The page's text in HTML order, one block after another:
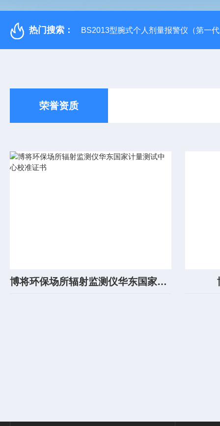
热门搜索： BS2013型腕式个人剂量报警仪（第一
荣誉资质
博将环保场所辐射监测仪华东国家计量测试中心校准证书